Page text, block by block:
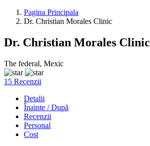
Pagina Principala
Dr. Christian Morales Clinic
Dr. Christian Morales Clinic
The federal, Mexic
15 Recenzii
Detalii
Înainte / După
Recenzii
Personal
Cost